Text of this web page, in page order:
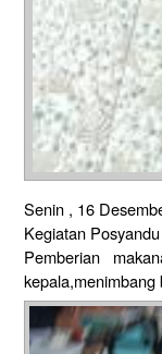
Senin , 16
Kegiatan
Pemberian